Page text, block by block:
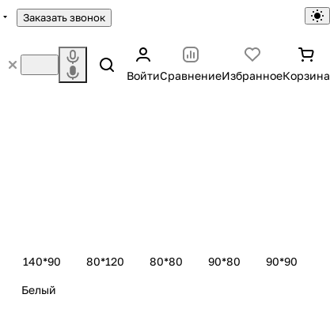
Заказать звонок
ВойтиСравнениеИзбранноеКорзина
140*90 80*120 80*80 90*80 90*90
Белый